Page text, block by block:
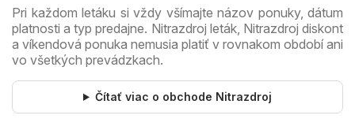
Pri každom letáku si vždy všímajte názov ponuky, dátum
platnosti a typ predajne. Nitrazdroj leták, Nitrazdroj diskont
a víkendová ponuka nemusia platiť v rovnakom období ani
vo všetkých prevádzkach.
Čítať viac o obchode Nitrazdroj